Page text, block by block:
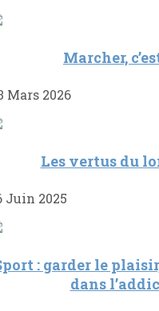
Marcher,
Mars 2026
Les vertus du
Juin 2025
: garder le
dans